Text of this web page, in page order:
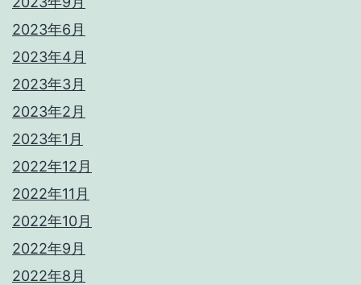
2023年6月
2023年4月
2023年3月
2023年2月
2023年1月
2022年12月
2022年11月
2022年10月
2022年9月
2022年8月